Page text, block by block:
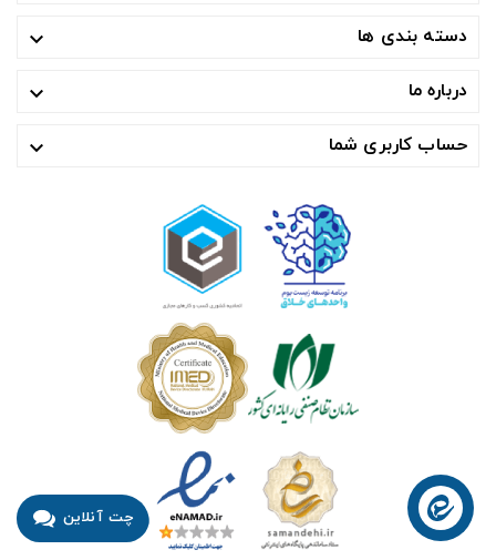
دسته بندی ها 
درباره ما 
حساب کاربری شما 
چت آنلاین